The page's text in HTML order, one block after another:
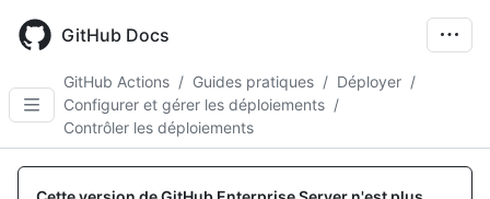
main
GitHub Docs
GitHub Actions / Guides pratiques / Déployer /
Configurer et gérer les déploiements /
Contrôler les déploiements